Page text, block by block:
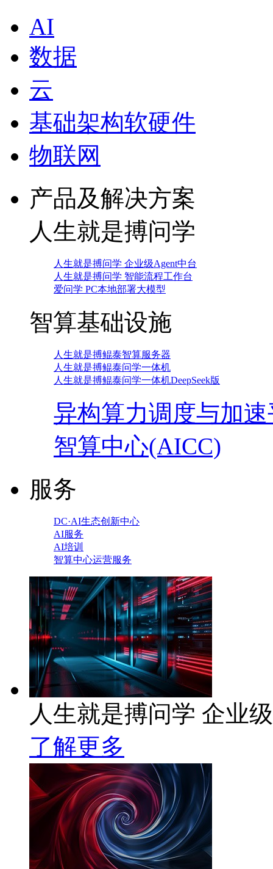
AI
数据
云
基础架构软硬件
物联网
产品及解决方案
人生就是搏问学
人生就是搏问学 企业级Agent中台
人生就是搏问学 智能流程工作台
爱问学 PC本地部署大模型
智算基础设施
人生就是搏鲲泰智算服务器
人生就是搏鲲泰问学一体机
人生就是搏鲲泰问学一体机DeepSeek版
异构算力调度与加
智算中心(AICC)
服务
DC·AI生态创新中心
AI服务
AI培训
智算中心运营服务
人生就是搏问学 企业
了解更多